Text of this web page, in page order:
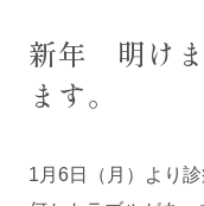
新年 明けま
ます。
1月6日（月）より